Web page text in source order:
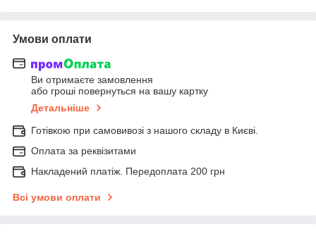
Умови оплати
Ви отримаєте замовлення
або гроші повернуться на вашу картку
Детальніше
Готівкою при самовивозі з нашого складу в Києві.
Оплата за реквізитами
Накладений платіж. Передоплата 200 грн
Всі умови оплати